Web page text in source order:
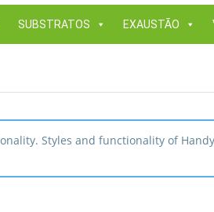
SUBSTRATOS EXAUSTÃO
Styles and functionality of